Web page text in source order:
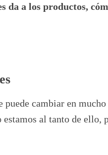
da a los productos,
cambiar en
al tanto de ello,